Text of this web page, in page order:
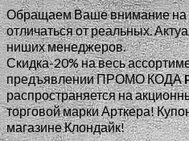
Обращаем Ваше внимание на
отличаться от реальных.
ниших менеджеров.
Скидка-20% на весь
предъявлении ПРОМО КОДА
распространяется на
торговой марки Арткера!
магазине Клондайк!